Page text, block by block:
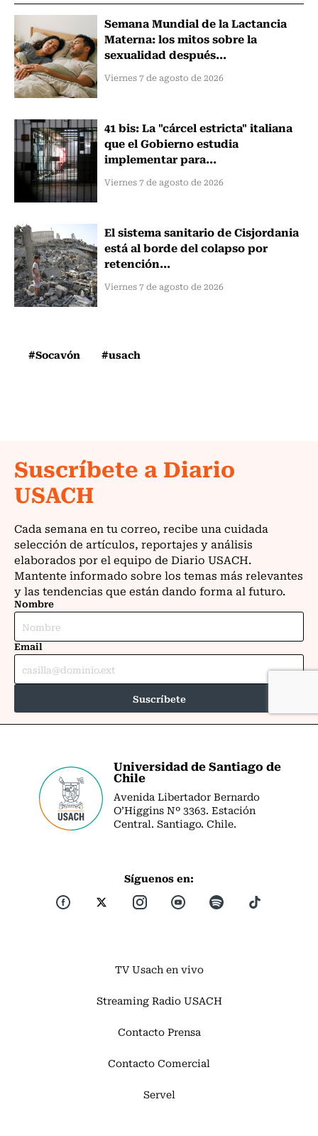
Semana Mundial de la Lactancia
Materna: los mitos sobre la
sexualidad después...
Viernes 7 de agosto de 2026
41 bis: La "cárcel estricta" italiana
que el Gobierno estudia
implementar para...
Viernes 7 de agosto de 2026
El sistema sanitario de Cisjordania
está al borde del colapso por
retención...
Viernes 7 de agosto de 2026
#Socavón #usach
Universidad de Santiago de
Chile
Avenida Libertador Bernardo
O’Higgins Nº 3363. Estación
Central. Santiago. Chile.
Síguenos en:
TV Usach en vivo
Streaming Radio USACH
Contacto Prensa
Contacto Comercial
Servel